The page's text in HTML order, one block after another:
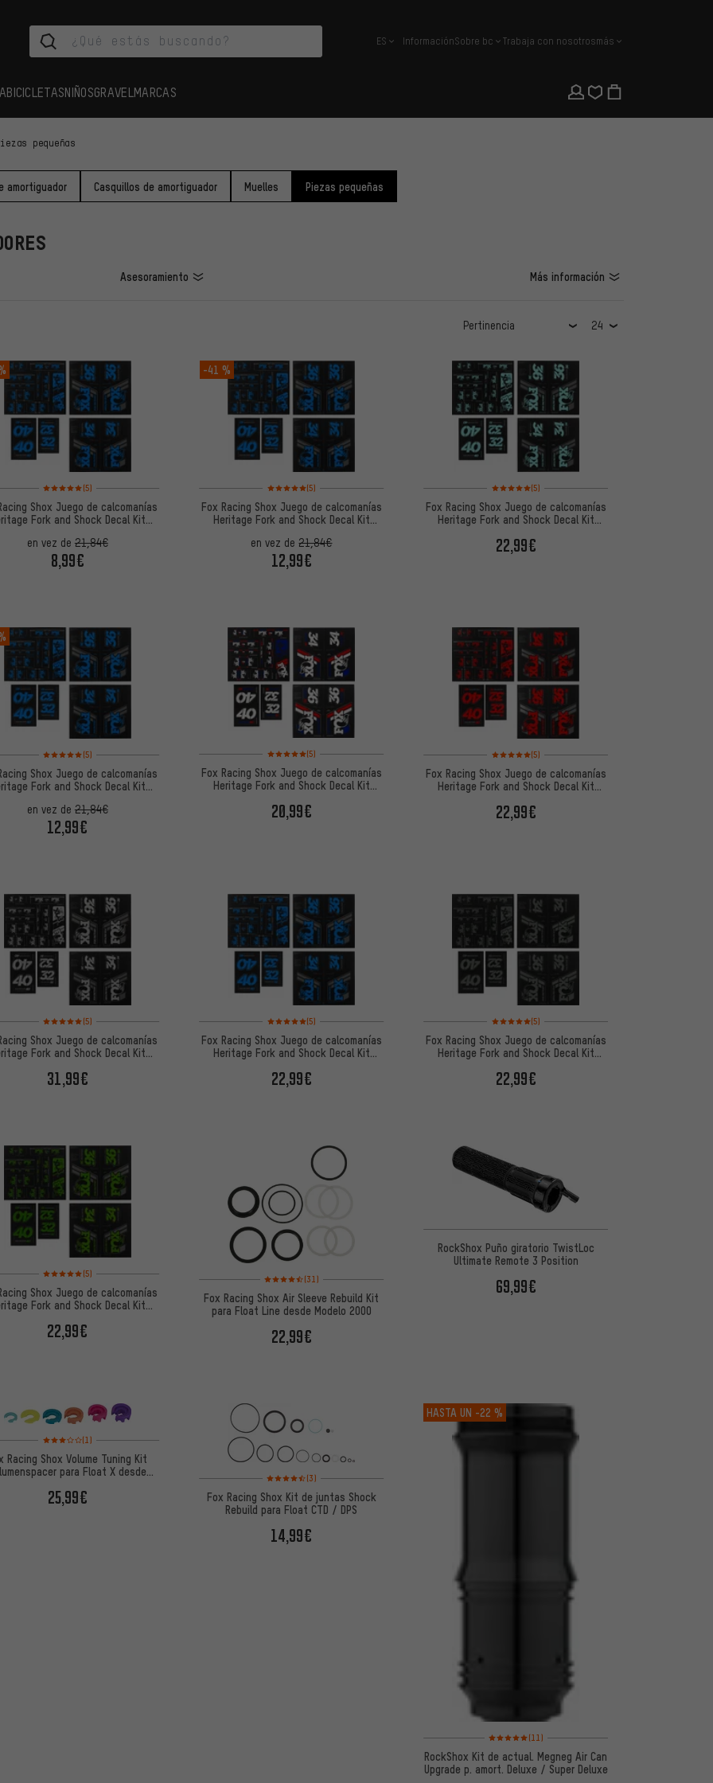
español
ES InformaciónSobre bc Trabaja con nosotrosmás
BICICLETASNIÑOSGRAVEL MARCAS
pequeñas
amortiguador Casquillos de amortiguador Muelles Piezas pequeñas
Asesoramiento Más información
Valoración media: 5 de 5 basada en 5 reseñas
(5)
Shox Juego de calcomanías
Fork and Shock Decal Kit
en vez de 21,84€
8,99€
-41 %
Valoración media: 5 de 5 basada en 5 reseñas
(5)
Fox Racing Shox Juego de calcomanías
Heritage Fork and Shock Decal Kit
en vez de21,84€
12,99€
Valoración media: 5 de 5 basada en 5 reseñas
(5)
Fox Racing Shox Juego de calcomanías
Heritage Fork and Shock Decal Kit
22,99€
Valoración media: 5 de 5 basada en 5 reseñas
(5)
Shox Juego de calcomanías
Fork and Shock Decal Kit
en vez de 21,84€
12,99€
Valoración media: 5 de 5 basada en 5 reseñas
(5)
Fox Racing Shox Juego de calcomanías
Heritage Fork and Shock Decal Kit
20,99€
Valoración media: 5 de 5 basada en 5 reseñas
(5)
Fox Racing Shox Juego de calcomanías
Heritage Fork and Shock Decal Kit
22,99€
Valoración media: 5 de 5 basada en 5 reseñas
(5)
Shox Juego de calcomanías
Fork and Shock Decal Kit
31,99€
Valoración media: 5 de 5 basada en 5 reseñas
(5)
Fox Racing Shox Juego de calcomanías
Heritage Fork and Shock Decal Kit
22,99€
Valoración media: 5 de 5 basada en 5 reseñas
(5)
Fox Racing Shox Juego de calcomanías
Heritage Fork and Shock Decal Kit
22,99€
Valoración media: 5 de 5 basada en 5 reseñas
(5)
Shox Juego de calcomanías
Fork and Shock Decal Kit
22,99€
Valoración media: 4,5 de 5 basada en 31 reseñas
(31)
Fox Racing Shox Air Sleeve Rebuild Kit
para Float Line desde Modelo 2000
22,99€
RockShox Puño giratorio TwistLoc
Ultimate Remote 3 Position
69,99€
Valoración media: 3 de 5 basada en 1 reseñas
(1)
Racing Shox Volume Tuning Kit
para Float X desde
25,99€
Valoración media: 4,5 de 5 basada en 3 reseñas
(3)
Fox Racing Shox Kit de juntas Shock
Rebuild para Float CTD / DPS
14,99€
HASTA UN -22 %
Valoración media: 5 de 5 basada en 11 reseñas
(11)
RockShox Kit de actual. Megneg Air Can
Upgrade p. amort. Deluxe / Super Deluxe